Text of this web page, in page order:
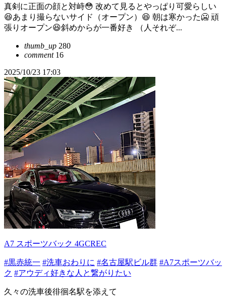
真剣に正面の顔と対峙😳 改めて見るとやっぱり可愛らしい
😆あまり撮らないサイド（オープン）😆 朝は寒かった🥶 頑
張りオープン😆斜めからが一番好き （人それぞ...
thumb_up 280
comment16
2025/10/23 17:03
A7 スポーツバック 4GCREC
#黒赤統一 #洗車おわりに #名古屋駅ビル群 #A7スポーツバッ
ク #アウディ好きな人と繋がりたい
久々の洗車後徘徊名駅を添えて